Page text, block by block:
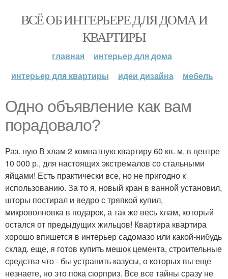
ВСЁ ОБ ИНТЕРЬЕРЕ ДЛЯ ДОМА И
КВАРТИРЫ
главная
интерьер для дома
интерьер для квартиры
идеи дизайна мебель
Одно объявление как вам
порадовало?
Раз. ную В хлам 2 комнатную квартиру 60 кв. м. в центре
10 000 р., для настоящих экстремалов со стальными
яйцами! Есть практически все, но не пригодно к
использованию. За то я, новый кран в ванной установил,
шторы постирал и ведро с тряпкой купил,
микроволновка в подарок, а так же весь хлам, который
остался от предыдущих жильцов! Квартира квартира
хорошо впишется в интерьер садомазо или какой-нибудь
склад. еще, я готов купить мешок цемента, строительные
средства что - бы устранить казусы, о которых вы еще
незнаете, но это пока сюрприз. Все все тайны сразу не